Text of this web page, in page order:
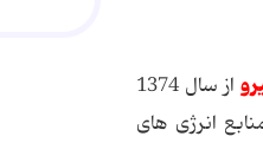
از سال 1374
انرژی های